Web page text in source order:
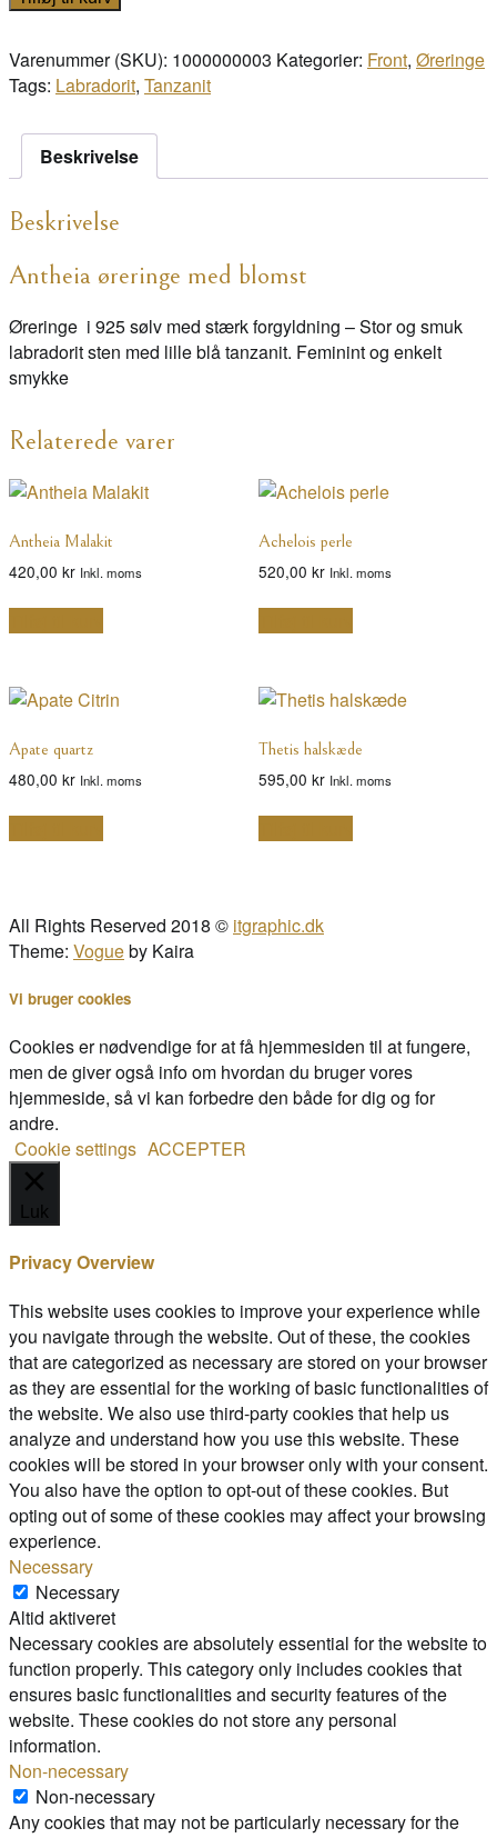
Varenummer (SKU): 1000000003 Kategorier: Front, Øreringe
Tags: Labradorit, Tanzanit
Beskrivelse
Beskrivelse
Antheia øreringe med blomst
Øreringe i 925 sølv med stærk forgyldning – Stor og smuk
labradorit sten med lille blå tanzanit. Feminint og enkelt
smykke
Relaterede varer
Antheia Malakit
420,00 kr Inkl. moms
Achelois perle
520,00 kr Inkl. moms
Apate quartz
480,00 kr Inkl. moms
Thetis halskæde
595,00 kr Inkl. moms
All Rights Reserved 2018 © itgraphic.dk
Theme: Vogueby Kaira
Vi bruger cookies
Cookies er nødvendige for at få hjemmesiden til at fungere,
men de giver også info om hvordan du bruger vores
hjemmeside, så vi kan forbedre den både for dig og for
andre.
Cookie settings ACCEPTER
Luk
Privacy Overview
This website uses cookies to improve your experience while
you navigate through the website. Out of these, the cookies
that are categorized as necessary are stored on your browser
as they are essential for the working of basic functionalities of
the website. We also use third-party cookies that help us
analyze and understand how you use this website. These
cookies will be stored in your browser only with your consent.
You also have the option to opt-out of these cookies. But
opting out of some of these cookies may affect your browsing
experience.
Necessary
Necessary
Altid aktiveret
Necessary cookies are absolutely essential for the website to
function properly. This category only includes cookies that
ensures basic functionalities and security features of the
website. These cookies do not store any personal
information.
Non-necessary
Non-necessary
Any cookies that may not be particularly necessary for the